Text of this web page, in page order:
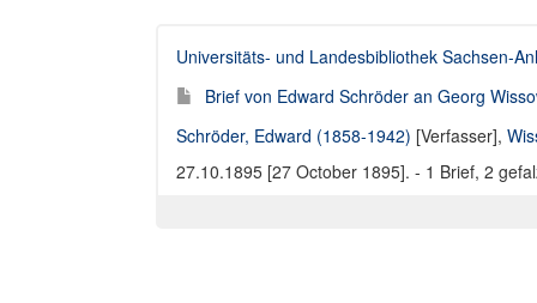
Universitäts- und Landesbibliothek Sachsen-
Brief von Edward Schröder an Georg
Schröder, Edward (1858-1942) [Verfasser],
27.10.1895 [27 October 1895]. - 1 Brief, 2